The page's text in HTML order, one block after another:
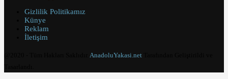
Gizlilik Politikamız
Künye
Reklam
İletişim
AnadoluYakasi.net